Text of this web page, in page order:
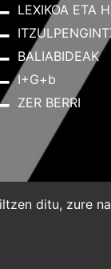
LEXIKOA ETA
BALIABIDEAK
I+G+b
ZER BERRI
Cookie-
ditu, zure